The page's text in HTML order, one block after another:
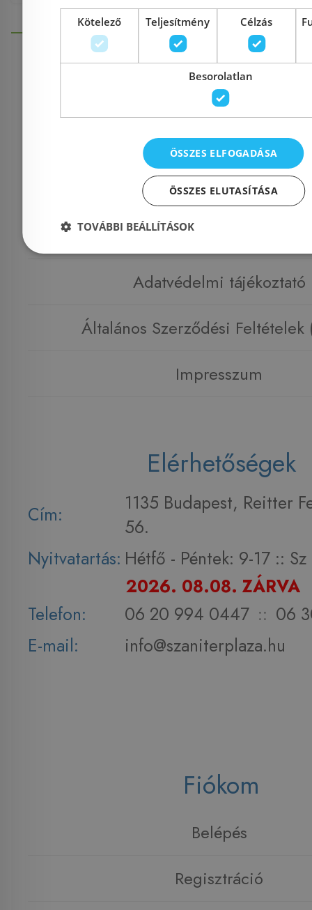
Információk
Házhozszállítás (1900 Ft-
Fizetés
Kapcsolat
Adatvédelmi tájékoztató
Általános Szerződési Feltételek
Impresszum
Elérhetőségek
Cím:
1135 Budapest, Reitter
56.
Nyitvatartás: Hétfő - Péntek: 9-17 :: Sz
2026. 08.08. ZÁRVA
Telefon:
06 20 994 0447 :: 06
E-mail:
info@szaniterplaza.hu
Fiókom
Belépés
Regisztráció
Kötelező Teljesítmény Célzás
Besorolatlan
ÖSSZES ELFOGADÁSA
ÖSSZES ELUTASÍTÁSA
TOVÁBBI BEÁLLÍTÁSOK